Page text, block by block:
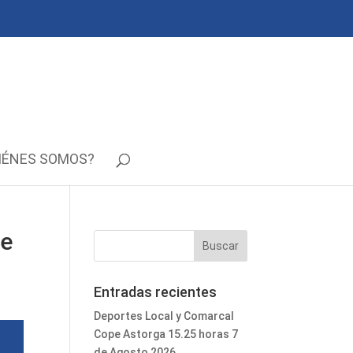
SOMOS?
Entradas recientes
Deportes Local y Comarcal
Cope Astorga 15.25 horas 7